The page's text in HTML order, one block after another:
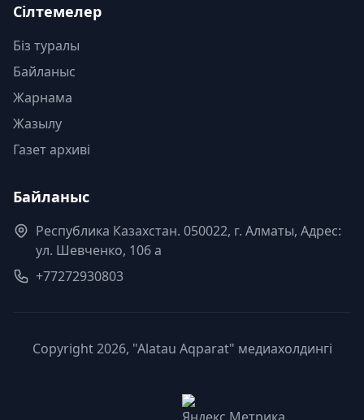
Сілтемелер
Біз туралы
Байланыс
Жарнама
Жазылу
Газет архиві
Байланыс
Республика Казахстан. 050022, г. Алматы, Адрес:
ул. Шевченко, 106 а
+77272930803
Copyright 2026, "Alatau Aqparat" медиахолдингі